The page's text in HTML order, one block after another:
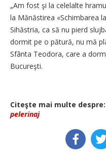
„Am fost şi la celelalte
la Mănăstirea «Schimbarea
Sihăstria, ca să nu pierd
dormit pe o pătură, nu mă
Sfânta Teodora, care a
Bucureşti.
Citeşte mai multe despre:
pelerinaj